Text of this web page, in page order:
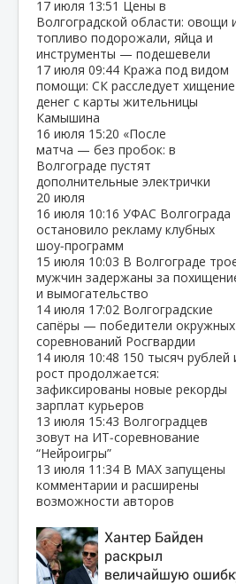
17 июля 13:51 Цены в
Волгоградской области: овощи
топливо подорожали, яйца и
инструменты — подешевели
17 июля 09:44 Кража под видом
помощи: СК расследует хищение
денег с карты жительницы
Камышина
16 июля 15:20 «После
матча — без пробок: в
Волгограде пустят
дополнительные электрички
20 июля
16 июля 10:16 УФАС Волгограда
остановило рекламу клубных
шоу‑программ
15 июля 10:03 В Волгограде
мужчин задержаны за
и вымогательство
14 июля 17:02 Волгоградские
сапёры — победители окружных
соревнований Росгвардии
14 июля 10:48 150 тысяч рублей
рост продолжается:
зафиксированы новые рекорды
зарплат курьеров
13 июля 15:43 Волгоградцев
зовут на ИТ‑соревнование
“Нейроигры”
13 июля 11:34 В МАХ запущены
комментарии и расширены
возможности авторов
Хантер Байден
раскрыл
величайшую